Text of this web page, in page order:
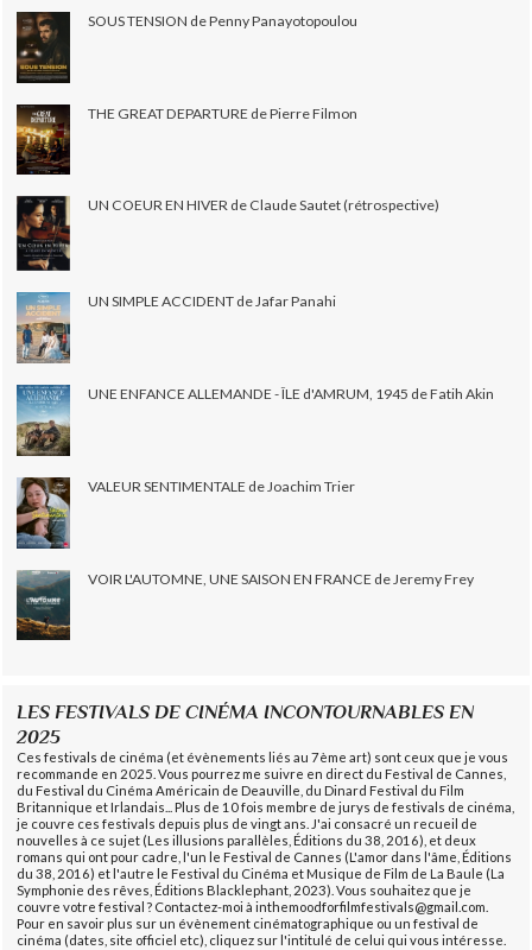
SOUS TENSION de Penny Panayotopoulou
THE GREAT DEPARTURE de Pierre Filmon
UN COEUR EN HIVER de Claude Sautet (rétrospective)
UN SIMPLE ACCIDENT de Jafar Panahi
UNE ENFANCE ALLEMANDE - ÎLE d'AMRUM, 1945 de Fatih Akin
VALEUR SENTIMENTALE de Joachim Trier
VOIR L'AUTOMNE, UNE SAISON EN FRANCE de Jeremy Frey
LES FESTIVALS DE CINÉMA INCONTOURNABLES EN
2025
Ces festivals de cinéma (et évènements liés au 7ème art) sont ceux que je vous
recommande en 2025. Vous pourrez me suivre en direct du Festival de Cannes,
du Festival du Cinéma Américain de Deauville, du Dinard Festival du Film
Britannique et Irlandais... Plus de 10 fois membre de jurys de festivals de cinéma,
je couvre ces festivals depuis plus de vingt ans. J'ai consacré un recueil de
nouvelles à ce sujet (Les illusions parallèles, Éditions du 38, 2016), et deux
romans qui ont pour cadre, l'un le Festival de Cannes (L'amor dans l'âme, Éditions
du 38, 2016) et l'autre le Festival du Cinéma et Musique de Film de La Baule (La
Symphonie des rêves, Éditions Blacklephant, 2023). Vous souhaitez que je
couvre votre festival ? Contactez-moi à inthemoodforfilmfestivals@gmail.com.
Pour en savoir plus sur un évènement cinématographique ou un festival de
cinéma (dates, site officiel etc), cliquez sur l'intitulé de celui qui vous intéresse.